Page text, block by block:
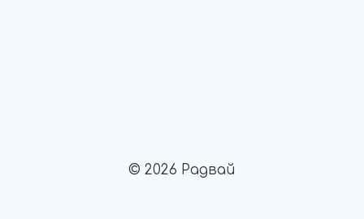
© 2026 Радвай